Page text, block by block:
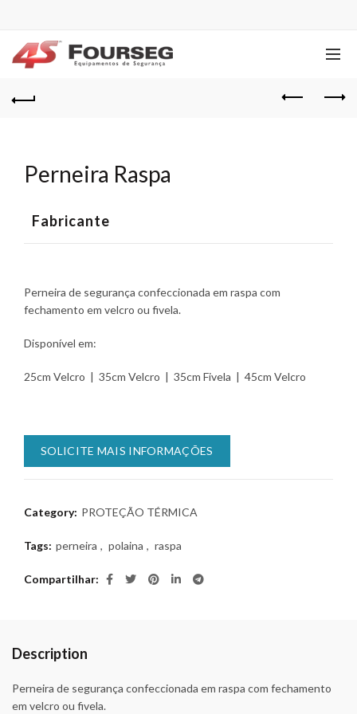
Perneira Raspa
Fabricante
Perneira de segurança confeccionada em raspa com
fechamento em velcro ou fivela.
Disponível em:
25cm Velcro | 35cm Velcro | 35cm Fivela | 45cm Velcro
SOLICITE MAIS INFORMAÇÕES
Category: PROTEÇÃO TÉRMICA
Tags: perneira , polaina , raspa
Compartilhar
Description
Perneira de segurança confeccionada em raspa com fechamento
em velcro ou fivela.